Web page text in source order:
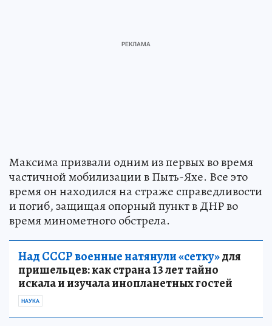
Максима призвали одним из первых во время
частичной мобилизации в Пыть-Яхе. Все это
время он находился на страже справедливости
и погиб, защищая опорный пункт в ДНР во
время минометного обстрела.
Над СССР военные натянули «сетку»для
пришельцев: как страна 13 лет тайно
искала и изучала инопланетных гостей
НАУКА